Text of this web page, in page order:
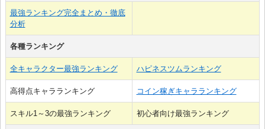
最強ランキング完全まとめ・徹底
分析
各種ランキング
全キャラクター最強ランキング ハピネスツムランキング
高得点キャラランキング コイン稼ぎキャラランキング
スキル1～3の最強ランキング 初心者向け最強ランキング